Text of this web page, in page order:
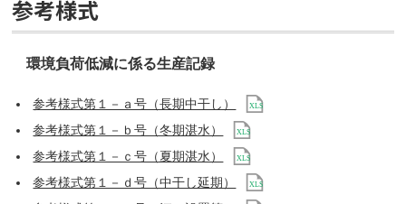
参考様式
環境負荷低減に係る生産記録
参考様式第１－ａ号（長期中干し）
参考様式第１－ｂ号（冬期湛水）
参考様式第１－ｃ号（夏期湛水）
参考様式第１－ｄ号（中干し延期）